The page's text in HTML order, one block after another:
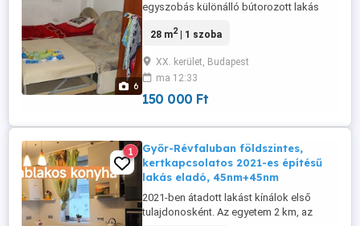
6
egyszobás különálló bútorozott lakás
vízóra külön tartozik a lakáshoz. 1 hó
10 cm es szigetelővel körbe van
szigetelve. Jó közlekedés. 151-es busz
99-es busz az utca sarkon állnak ...
28 m2| 1 szoba
XX. kerület, Budapest
ma 12:33
150 000 Ft
1
Győr-Révfaluban földszintes,
kertkapcsolatos 2021-es építésű
lakás eladó, 45nm+45nm
2021-ben átadott lakást kínálok első
tulajdonosként. Az egyetem 2 km, az